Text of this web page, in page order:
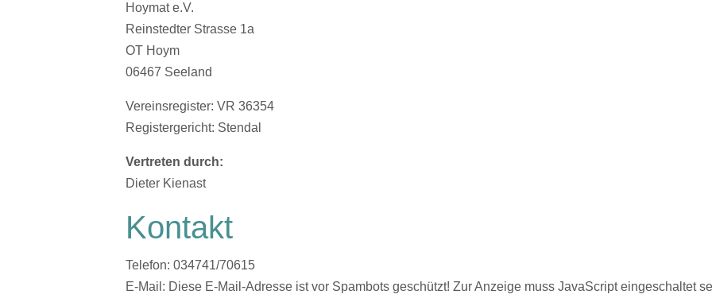
Hoymat e.V.
Reinstedter Strasse 1a
OT Hoym
06467 Seeland
Vereinsregister: VR 36354
Registergericht: Stendal
Vertreten durch:
Dieter Kienast
Kontakt
Telefon: 034741/70615
E-Mail: Diese E-Mail-Adresse ist vor Spambots geschützt! Zur Anzeige muss JavaScript eingeschaltet